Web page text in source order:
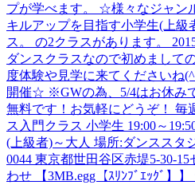
プが学べます。 ☆様々なジャン
キルアップを目指す小学生(上級
ス。 の2クラスがあります。
ダンスクラスなので初めまして
度体験や見学に来てくださいね
開催☆ ※GWの為、5/4はお休み
無料です！お気軽にどうぞ！ 毎
ス入門クラス 小学生 19:00～
(上級者)～大人 場所:ダンススタ
0044 東京都世田谷区赤堤5-30-
わせ 【3MB.egg【ｽﾘﾝﾌﾞｴｯｸﾞ】